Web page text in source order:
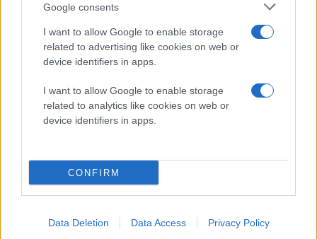
Google consents
I want to allow Google to enable storage
related to advertising like cookies on web or
device identifiers in apps.
I want to allow Google to enable storage
related to analytics like cookies on web or
device identifiers in apps.
CONFIRM
Data Deletion Data Access Privacy Policy